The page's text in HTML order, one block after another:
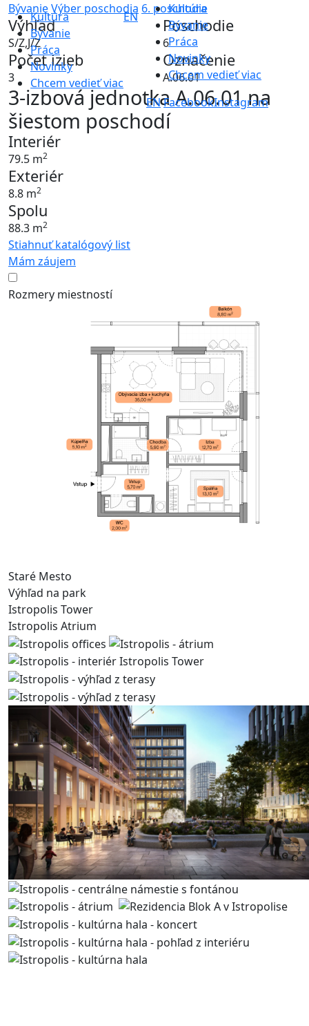
Kultúra
Bývanie
Práca
Novinky
Chcem vedieť viac
EN
Kultúra
Bývanie
Práca
Novinky
Chcem vedieť viac
ENFacebookInstagram
BývanieVýber poschodia 6. poschodie
Výhľad
S/Z,J/Z
Poschodie
6
Počet izieb
3
Označenie
A.06.01
3-izbová jednotka A.06.01 na
šiestom poschodí
Interiér
79.5 m2
Exteriér
8.8 m2
Spolu
88.3 m2
Stiahnuť katalógový list
Mám záujem
Rozmery miestností
Staré Mesto
Výhľad na park
Istropolis Tower
Istropolis Atrium